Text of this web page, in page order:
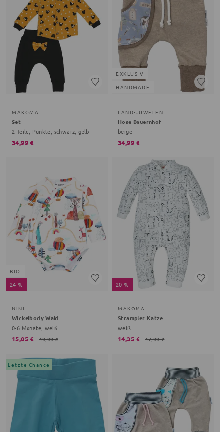
MAKOMA
Set
2 Teile, Punkte, schwarz, gelb
34,99 €
EXKLUSIV
HANDMADE
LAND-JUWELEN
Hose Bauernhof
beige
34,99 €
BIO
24 %
NINI
Wickelbody Wald
0-6 Monate, weiß
15,05 € 19,99 €
20 %
MAKOMA
Strampler Katze
weiß
14,35 € 17,99 €
Letzte Chance